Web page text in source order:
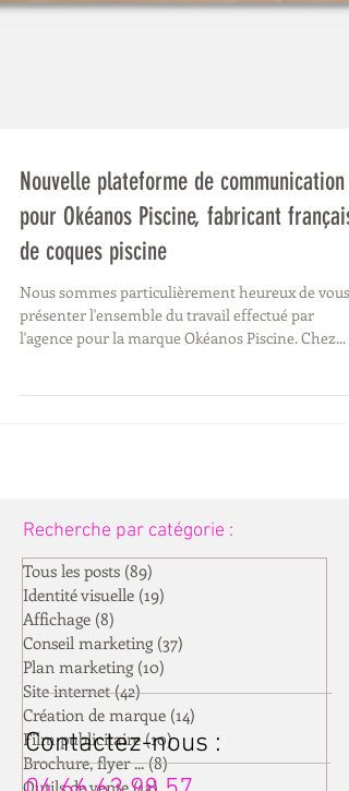
Nouvelle plateforme de communication
pour Okéanos Piscine, fabricant français
de coques piscine
Nous sommes particulièrement heureux de vous
présenter l'ensemble du travail effectué par
Recherche par catégorie :
Tous les posts (89)89 posts
Identité visuelle
(19)
19 posts
Affichage
(8) 8 posts
Conseil marketing
(37)
Plan marketing (10)
10 posts
Site internet (42)
42 posts
Création de marque (14)14 posts
Film publicitaire (10)10 posts
Contactez-nous :